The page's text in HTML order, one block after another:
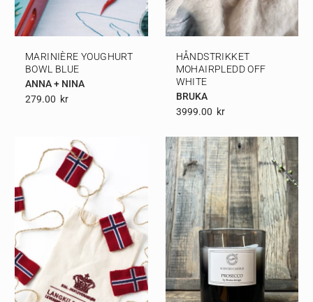
MARINIÈRE YOUGHURT
BOWL BLUE
ANNA + NINA
279.00 Kr
HÅNDSTRIKKET
MOHAIRPLEDD OFF
WHITE
BRUKA
3999.00 Kr